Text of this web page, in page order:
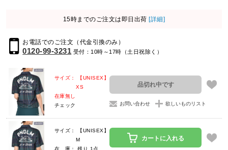
15時までのご注文は即日出荷 [詳細]
お電話でのご注文（代金引換のみ）
0120-99-3231 受付：10時～17時（土日祝除く）
サイズ： 【UNISEX】
XS
在庫無し
チェック
品切れ中です
お問い合わせ 欲しいものリスト
サイズ： 【UNISEX】
M
在 庫： 残り 1点
カートに入れる